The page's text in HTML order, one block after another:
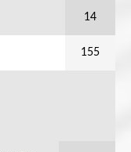
14
155